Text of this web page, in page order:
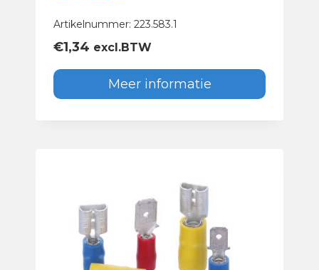
Artikelnummer: 223.583.1
€1,34 excl.BTW
Meer informatie